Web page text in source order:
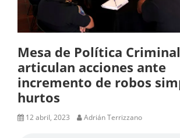
Mesa de Política
articulan acciones ante
incremento de robos
hurtos
12 abril, 2023 Adrián Terrizzano